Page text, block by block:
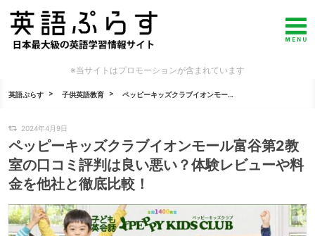
※当サイトはプロモーションが含まれています
英語ぷらす 子供英語教育 ペッピーキッズクラブイオンモー...
2024年4月9日
ペッピーキッズクラブイオンモール富谷第2教
室の口コミ評判は良い悪い？体験レビューや料
金を他社と徹底比較！